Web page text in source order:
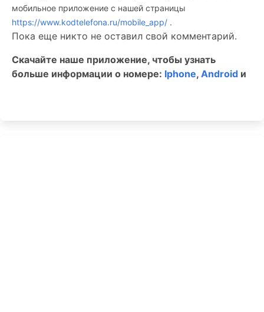
мобильное приложение c нашей страницы
https://www.kodtelefona.ru/mobile_app/ .
Пока еще никто не оставил свой комментарий.
Скачайте наше приложение, чтобы узнать
больше информации о номере: Iphone, Android и